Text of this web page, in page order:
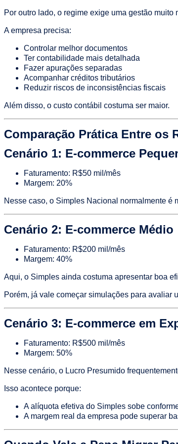
Por outro lado, o regime exige uma gestão muito
A empresa precisa:
Controlar melhor documentos
Ter contabilidade mais detalhada
Fazer apurações separadas
Acompanhar créditos tributários
Reduzir riscos de inconsistências fiscais
Além disso, o custo contábil costuma ser maior.
Comparação Prática Entre os
Cenário 1: E-commerce
Faturamento: R$50 mil/mês
Margem: 20%
Nesse caso, o Simples Nacional normalmente é
Cenário 2: E-commerce Médio
Faturamento: R$200 mil/mês
Margem: 40%
Aqui, o Simples ainda costuma apresentar boa
Porém, já vale começar simulações para avaliar
Cenário 3: E-commerce em
Faturamento: R$500 mil/mês
Margem: 50%
Nesse cenário, o Lucro Presumido
Isso acontece porque:
A alíquota efetiva do Simples sobe
A margem real da empresa pode superar